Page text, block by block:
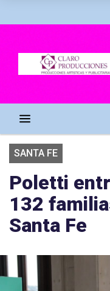
SANTA FE
Poletti
132
Santa Fe